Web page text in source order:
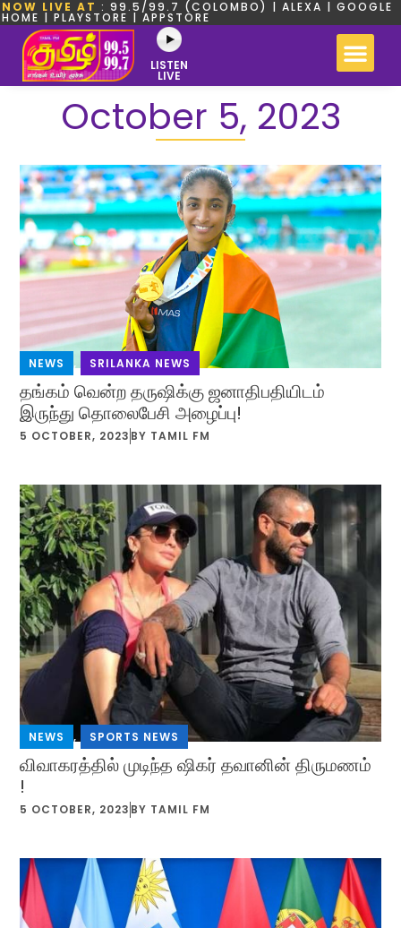
NOW LIVE AT : 99.5/99.7 (COLOMBO) | ALEXA | GOOGLE
HOME | PLAYSTORE | APPSTORE
LISTEN
LIVE
October 5, 2023
NEWS , SRILANKA NEWS
தங்கம் வென்ற தருஷிக்கு ஜனாதிபதியிடம்
இருந்து தொலைபேசி அழைப்பு!
5 OCTOBER, 2023 BY TAMIL FM
NEWS , SPORTS NEWS
விவாகரத்தில் முடிந்த ஷிகர் தவானின் திருமணம்
!
5 OCTOBER, 2023 BY TAMIL FM